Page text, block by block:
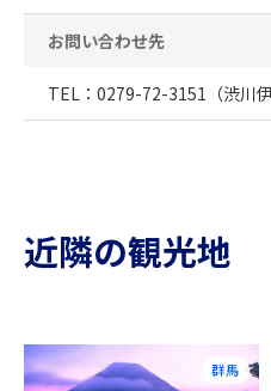
お問い合わせ先
TEL：0279-72-3151（渋川
近隣の観光地
群馬